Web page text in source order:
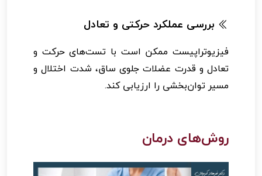
بررسی عملکرد حرکتی و تعادل
فیزیوتراپیست ممکن است با تست‌های حرکت و
تعادل و قدرت عضلات جلوی ساق، شدت اختلال و
مسیر توان‌بخشی را ارزیابی کند.
روش‌های درمان